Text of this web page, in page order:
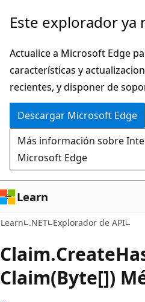
Ir
contenido
principal
Ir
la
navegación
en
la
página
Este explorador ya
Actualice a Microsoft Edge
características y
recientes, y disponer de
Descargar Microsoft Edge
Más información sobre
Microsoft Edge
Learn
Learn .NET Explorador de API
Claim.Create
Claim(Byte[])